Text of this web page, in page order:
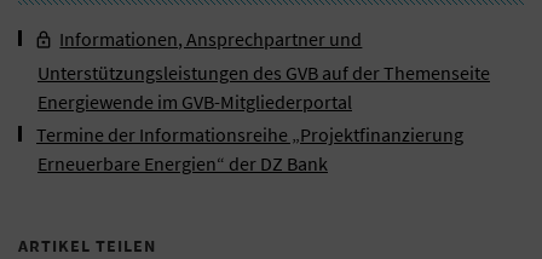
Informationen, Ansprechpartner und
Unterstützungsleistungen des GVB auf der Themenseite
Energiewende im GVB-Mitgliederportal
Termine der Informationsreihe „Projektfinanzierung
Erneuerbare Energien“ der DZ Bank
ARTIKEL TEILEN